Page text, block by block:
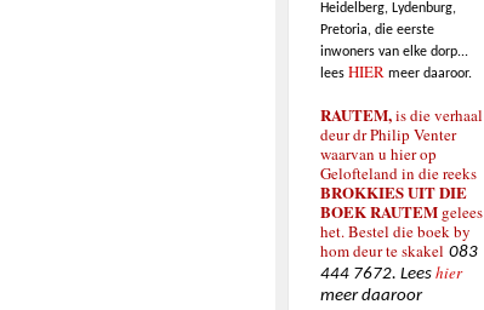
Heidelberg, Lydenburg,
Pretoria, die eerste
inwoners van elke dorp...
lees HIER meer daaroor.
RAUTEM,is die verhaal
deur dr Philip Venter
waarvan u hier op
Gelofteland in die reeks
BROKKIES UIT DIE
BOEK RAUTEM gelees
het. Bestel die boek by
hom deur te skakel 083
444 7672. Lees hier
meer daaroor